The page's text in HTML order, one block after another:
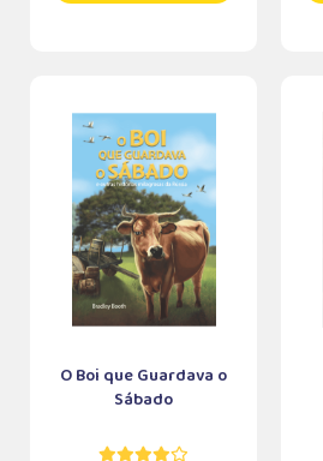
O Boi que Guardava o
Sábado